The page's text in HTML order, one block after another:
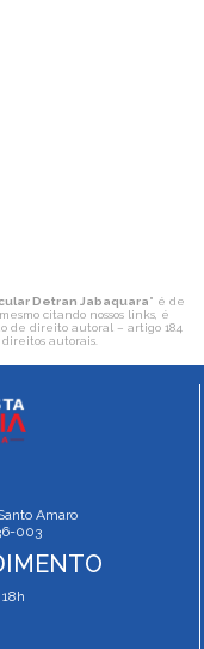
Detran Jabaquara" é de
citando nossos links, é
de direito autoral – artigo 184
direitos autorais.
Amaro
003